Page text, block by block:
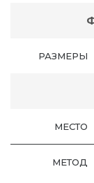
РАЗМЕРЫ
МЕСТО
МЕТОД